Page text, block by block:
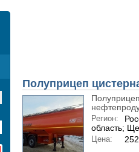
Полуприцеп
Регион:
область;
Цена: